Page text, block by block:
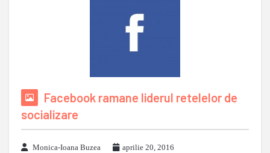
Facebook ramane liderul retelelor de
socializare
Monica-Ioana Buzea
aprilie 20, 2016